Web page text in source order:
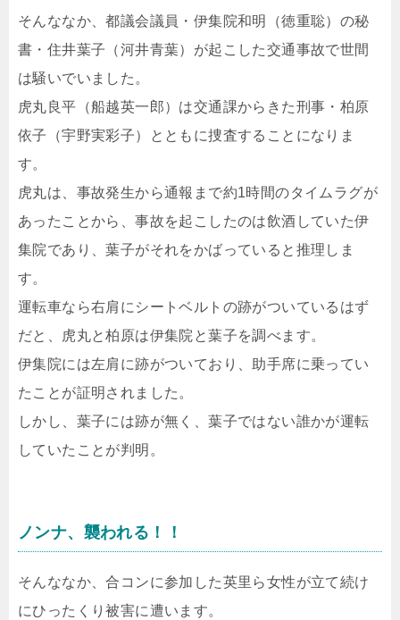
そんななか、都議会議員・伊集院和明（徳重聡）の秘
書・住井葉子（河井青葉）が起こした交通事故で世間
は騒いでいました。
虎丸良平（船越英一郎）は交通課からきた刑事・柏原
依子（宇野実彩子）とともに捜査することになりま
す。
虎丸は、事故発生から通報まで約1時間のタイムラグが
あったことから、事故を起こしたのは飲酒していた伊
集院であり、葉子がそれをかばっていると推理しま
す。
運転車なら右肩にシートベルトの跡がついているはず
だと、虎丸と柏原は伊集院と葉子を調べます。
伊集院には左肩に跡がついており、助手席に乗ってい
たことが証明されました。
しかし、葉子には跡が無く、葉子ではない誰かが運転
していたことが判明。
ノンナ、襲われる！！
そんななか、合コンに参加した英里ら女性が立て続け
にひったくり被害に遭います。